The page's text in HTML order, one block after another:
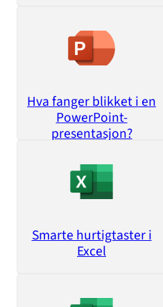
Hva fanger blikket i en
PowerPoint-
presentasjon?
Smarte hurtigtaster i
Excel